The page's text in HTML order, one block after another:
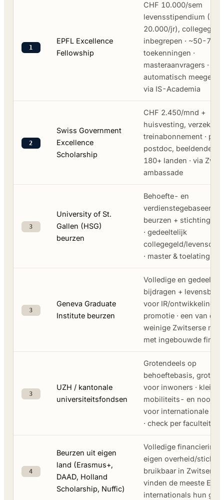
1
EPFL Excellence
Fellowship
CHF 10.000/sem
levensstipendium
20.000/jr), collegegeld
inbegrepen · ~50-70
toekenningen ·
masteraanvragers ·
automatisch
via IS-Academia
2
Swiss Government
Excellence
Scholarship
CHF 2.450/mnd +
huisvesting,
treinabonnement ·
postdoc, beeldende
180+ landen · via
ambassade
3
University of St.
Gallen (HSG)
beurzen
Behoefte- en
verdienstegebaseerde
beurzen +
· gedeeltelijk
collegegeld/
· master &
3
Geneva Graduate
Institute beurzen
Volledige en
bijdragen +
voor IR/ontwikkeling
promotie · een van de
weinige Zwitserse
met ingebouwde
3
UZH / kantonale
universiteitsfondsen
Grotendeels op
behoeftebasis,
voor inwoners · kleine
mobiliteits- en
voor internationale
· check per faculteit
4
Beurzen uit eigen
land (Erasmus+,
DAAD, Holland
Scholarship, Nuffic)
Volledige financiering
eigen overheid/
bruikbaar in
vinden de meeste
internationals hun geld